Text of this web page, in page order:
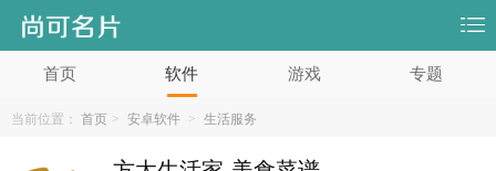
首页 软件 游戏 专题
当前位置： 首页 > 安卓软件 > 生活服务